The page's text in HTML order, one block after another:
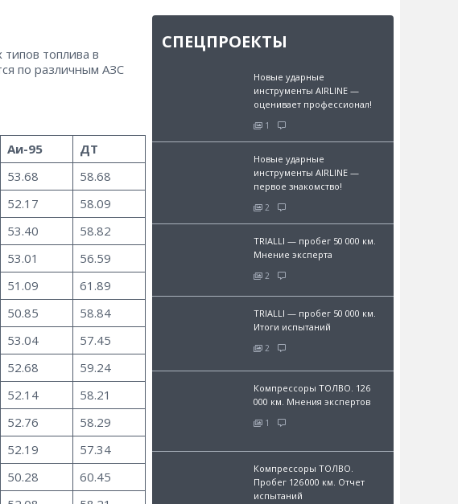
топлива в
по различным АЗС
Аи-95
ДТ
53.68
58.68
52.17
58.09
53.40
58.82
53.01
56.59
51.09
61.89
50.85
58.84
53.04
57.45
52.68
59.24
52.14
58.21
52.76
58.29
52.19
57.34
50.28
60.45
СПЕЦПРОЕКТЫ
Новые ударные
инструменты AIRLINE —
оценивает профессионал!
1
Новые ударные
инструменты AIRLINE —
первое знакомство!
2
TRIALLI — пробег 50 000 км.
Мнение эксперта
2
TRIALLI — пробег 50 000 км.
Итоги испытаний
2
Компрессоры ТОЛВО. 126
000 км. Мнения экспертов
1
Компрессоры ТОЛВО.
Пробег 126 000 км. Отчет
испытаний